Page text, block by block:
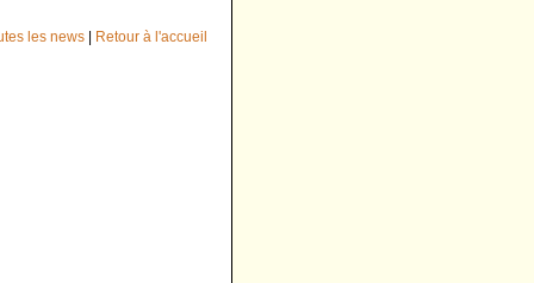
les news| Retour à l'accueil